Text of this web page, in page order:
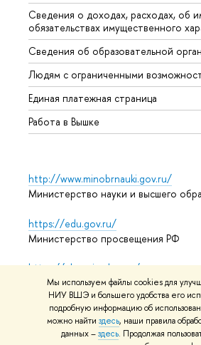
Мы используем файлы cookies для
НИУ ВШЭ и большего удобства его
подробную информацию об
можно найти здесь, наши правила
данных –здесь. Продолжая
Сведения о доходах, расходах, об
обязательствах имущественного
Сведения об образовательной
Людям с ограниченными
Единая платежная страница
Работа в Вышке
http://www.minobrnauki.gov.ru/
Министерство науки и высшего
https://edu.gov.ru/
Министерство просвещения РФ
https://elearning.hse.ru/mooc
Массовые открытые онлайн-курсы
© НИУ ВШЭ 1993–2026 Адреса и